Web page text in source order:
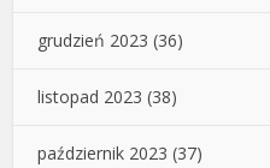
grudzień 2023 (36)
listopad 2023 (38)
październik 2023 (37)